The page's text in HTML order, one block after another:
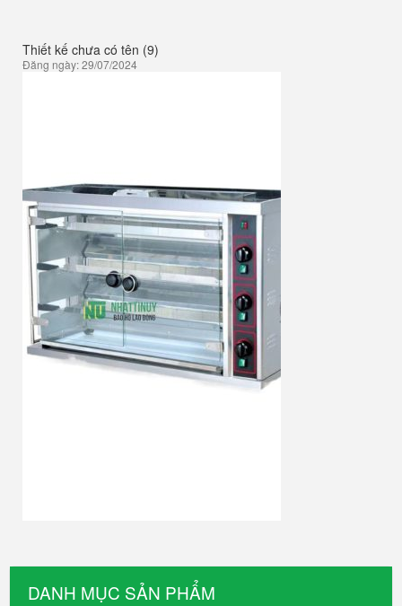
DANH MỤC SẢN PHẨM
Thiết kế chưa có tên (9)
Đăng ngày: 29/07/2024